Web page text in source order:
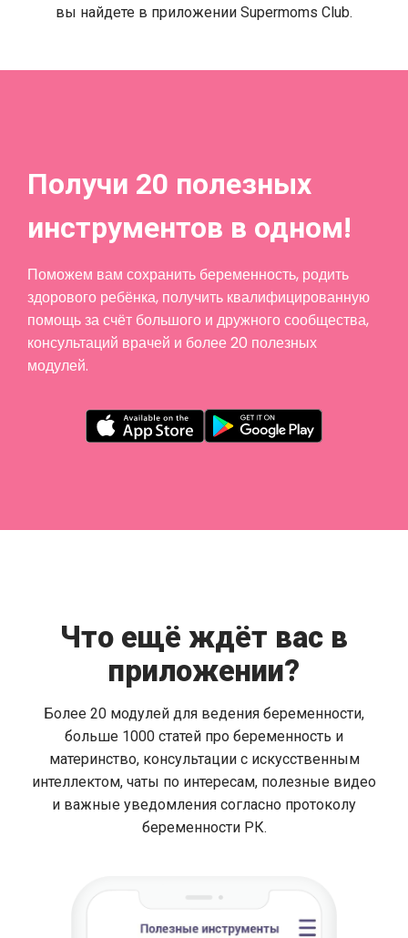
вы найдете в приложении Supermoms Club.
Получи 20 полезных
инструментов в одном!
Поможем вам сохранить беременность, родить
здорового ребёнка, получить квалифицированную
помощь за счёт большого и дружного сообщества,
консультаций врачей и более 20 полезных
модулей.
Что ещё ждёт вас в
приложении?
Более 20 модулей для ведения беременности,
больше 1000 статей про беременность и
материнство, консультации с искусственным
интеллектом, чаты по интересам, полезные видео
и важные уведомления согласно протоколу
беременности РК.